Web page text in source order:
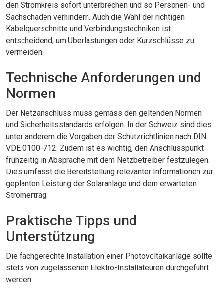
den Stromkreis sofort unterbrechen und so Personen- und
Sachschäden verhindern. Auch die Wahl der richtigen
Kabelquerschnitte und Verbindungstechniken ist
entscheidend, um Überlastungen oder Kurzschlüsse zu
vermeiden.
Technische Anforderungen und
Normen
Der Netzanschluss muss gemäss den geltenden Normen
und Sicherheitsstandards erfolgen. In der Schweiz sind dies
unter anderem die Vorgaben der Schutzrichtlinien nach DIN
VDE 0100-712. Zudem ist es wichtig, den Anschlusspunkt
frühzeitig in Absprache mit dem Netzbetreiber festzulegen.
Dies umfasst die Bereitstellung relevanter Informationen zur
geplanten Leistung der Solaranlage und dem erwarteten
Stromertrag.
Praktische Tipps und
Unterstützung
Die fachgerechte Installation einer Photovoltaikanlage sollte
stets von zugelassenen Elektro-Installateuren durchgeführt
werden.